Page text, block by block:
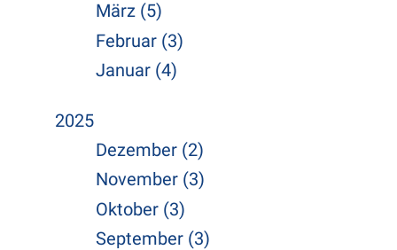
März (5)
Februar (3)
Januar (4)
2025
Dezember (2)
November (3)
Oktober (3)
September (3)